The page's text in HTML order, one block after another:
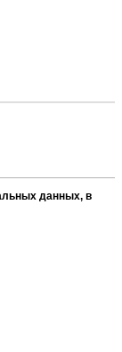
данных, в